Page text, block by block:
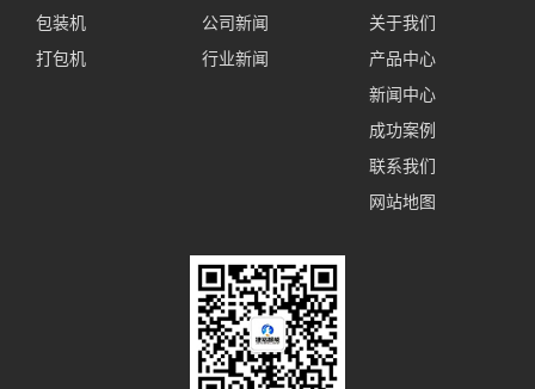
包装机
打包机
公司新闻
行业新闻
关于我们
产品中心
新闻中心
成功案例
联系我们
网站地图